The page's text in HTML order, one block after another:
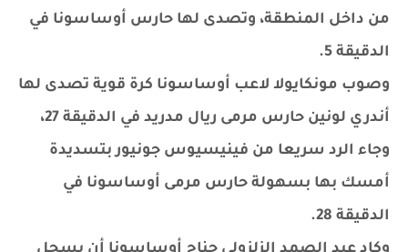
من داخل المنطقة، وتصدى لها حارس أوساسونا في
الدقيقة 5.
وصوب مونكايولا لاعب أوساسونا كرة قوية تصدى لها
أندري لونين حارس مرمى ريال مدريد في الدقيقة 27،
وجاء الرد سريعا من فينيسيوس جونيور بتسديدة
أمسك بها بسهولة حارس مرمى أوساسونا في
الدقيقة 28.